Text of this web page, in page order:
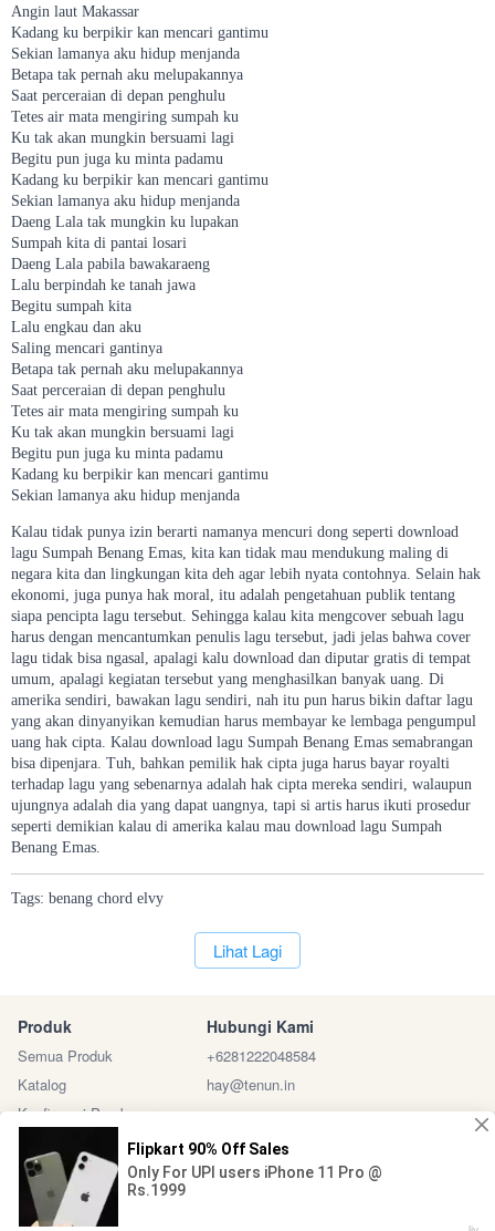
Angin laut Makassar
Kadang ku berpikir kan mencari gantimu
Sekian lamanya aku hidup menjanda
Betapa tak pernah aku melupakannya
Saat perceraian di depan penghulu
Tetes air mata mengiring sumpah ku
Ku tak akan mungkin bersuami lagi
Begitu pun juga ku minta padamu
Kadang ku berpikir kan mencari gantimu
Sekian lamanya aku hidup menjanda
Daeng Lala tak mungkin ku lupakan
Sumpah kita di pantai losari
Daeng Lala pabila bawakaraeng
Lalu berpindah ke tanah jawa
Begitu sumpah kita
Lalu engkau dan aku
Saling mencari gantinya
Betapa tak pernah aku melupakannya
Saat perceraian di depan penghulu
Tetes air mata mengiring sumpah ku
Ku tak akan mungkin bersuami lagi
Begitu pun juga ku minta padamu
Kadang ku berpikir kan mencari gantimu
Sekian lamanya aku hidup menjanda
Kalau tidak punya izin berarti namanya mencuri dong seperti download
lagu Sumpah Benang Emas, kita kan tidak mau mendukung maling di
negara kita dan lingkungan kita deh agar lebih nyata contohnya. Selain hak
ekonomi, juga punya hak moral, itu adalah pengetahuan publik tentang
siapa pencipta lagu tersebut. Sehingga kalau kita mengcover sebuah lagu
harus dengan mencantumkan penulis lagu tersebut, jadi jelas bahwa cover
lagu tidak bisa ngasal, apalagi kalu download dan diputar gratis di tempat
umum, apalagi kegiatan tersebut yang menghasilkan banyak uang. Di
amerika sendiri, bawakan lagu sendiri, nah itu pun harus bikin daftar lagu
yang akan dinyanyikan kemudian harus membayar ke lembaga pengumpul
uang hak cipta. Kalau download lagu Sumpah Benang Emas semabrangan
bisa dipenjara. Tuh, bahkan pemilik hak cipta juga harus bayar royalti
terhadap lagu yang sebenarnya adalah hak cipta mereka sendiri, walaupun
ujungnya adalah dia yang dapat uangnya, tapi si artis harus ikuti prosedur
seperti demikian kalau di amerika kalau mau download lagu Sumpah
Benang Emas.
Tags: benang chord elvy
`Lihat Lagi
Produk
Semua Produk
Katalog
Konfirmasi Pembayaran
Hubungi Kami
+6281222048584
hay@tenun.in
Sosial Media Marketplace